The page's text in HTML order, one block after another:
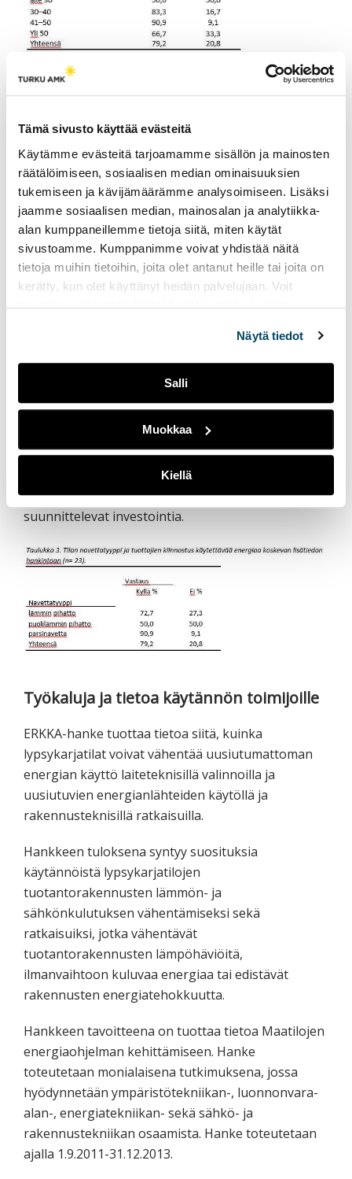
Tämä sivusto käyttää evästeitä
Käytämme evästeitä tarjoamamme sisällön ja mainosten
räätälöimiseen, sosiaalisen median ominaisuuksien
tukemiseen ja kävijämäärämme analysoimiseen. Lisäksi
jaamme sosiaalisen median, mainosalan ja analytiikka-
alan kumppaneillemme tietoja siitä, miten käytät
sivustoamme. Kumppanimme voivat yhdistää näitä
tietoja muihin tietoihin, joita olet antanut heille tai joita on
kerätty, kun olet käyttänyt heidän palvelujaan. Voit
muuttaa evästeasetuksiesi hyväksyntää sivuston
Näytä tiedot
Salli
Muokkaa
Kiellä
Lämminpihatto-tiloista 72,2 %, ovat kiinnostuneet
samaan lisätietoa (Taulukko 3). Puolilämpimän
pihaton omistajat olivat vähiten kiinnostuneita (50
%) energiaan liittyvästä
lisätietämyksestä. Energiankulutus
puolilämpimässä on pienempi, koska lämmitykseen
energiatehokkaita ratkaisuja kohtaan kuin muilla
(90,9 %). Tämä saattaa johtua siitä, että
parsinavetat ovat usein lämpimiä. Uusia
parsinavetoita ei juurikaan enää rakenneta, joten
nämä yrittäjät voisivat olla sellaisia, jotka
suunnittelevat investointia.
Työkaluja ja tietoa käytännön toimijoille
ERKKA-hanke tuottaa tietoa siitä, kuinka
lypsykarjatilat voivat vähentää uusiutumattoman
energian käyttö laiteteknisillä valinnoilla ja
uusiutuvien energianlähteiden käytöllä ja
rakennusteknisillä ratkaisuilla.
Hankkeen tuloksena syntyy suosituksia
käytännöistä lypsykarjatilojen
tuotantorakennusten lämmön- ja
sähkönkulutuksen vähentämiseksi sekä
ratkaisuiksi, jotka vähentävät
tuotantorakennusten lämpöhäviöitä,
ilmanvaihtoon kuluvaa energiaa tai edistävät
rakennusten energiatehokkuutta.
Hankkeen tavoitteena on tuottaa tietoa Maatilojen
energiaohjelman kehittämiseen. Hanke
toteutetaan monialaisena tutkimuksena, jossa
hyödynnetään ympäristötekniikan-, luonnonvara-
alan-, energiatekniikan- sekä sähkö- ja
rakennustekniikan osaamista. Hanke toteutetaan
ajalla 1.9.2011-31.12.2013.